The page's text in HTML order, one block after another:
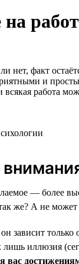
на
нет, факт
и
работа
— более
же? А не
зависит
иллюзия
вас